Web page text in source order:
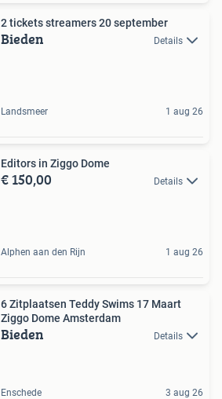
2 tickets streamers 20 september
Bieden Details
Landsmeer 1 aug 26
Editors in Ziggo Dome
€ 150,00 Details
Alphen aan den Rijn 1 aug 26
6 Zitplaatsen Teddy Swims 17 Maart
Ziggo Dome Amsterdam
Bieden Details
Enschede 3 aug 26